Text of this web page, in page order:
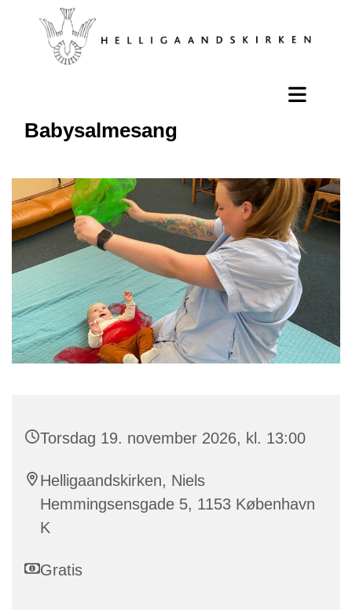
Babysalmesang
Torsdag 19. november 2026, kl. 13:00
Helligaandskirken, Niels
Hemmingsensgade 5, 1153 København
K
Gratis